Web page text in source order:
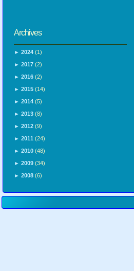
Archives
► 2024 (1)
► 2017 (2)
► 2016 (2)
► 2015 (14)
► 2014 (5)
► 2013 (8)
► 2012 (9)
► 2011 (24)
► 2010 (48)
► 2009 (34)
► 2008 (6)